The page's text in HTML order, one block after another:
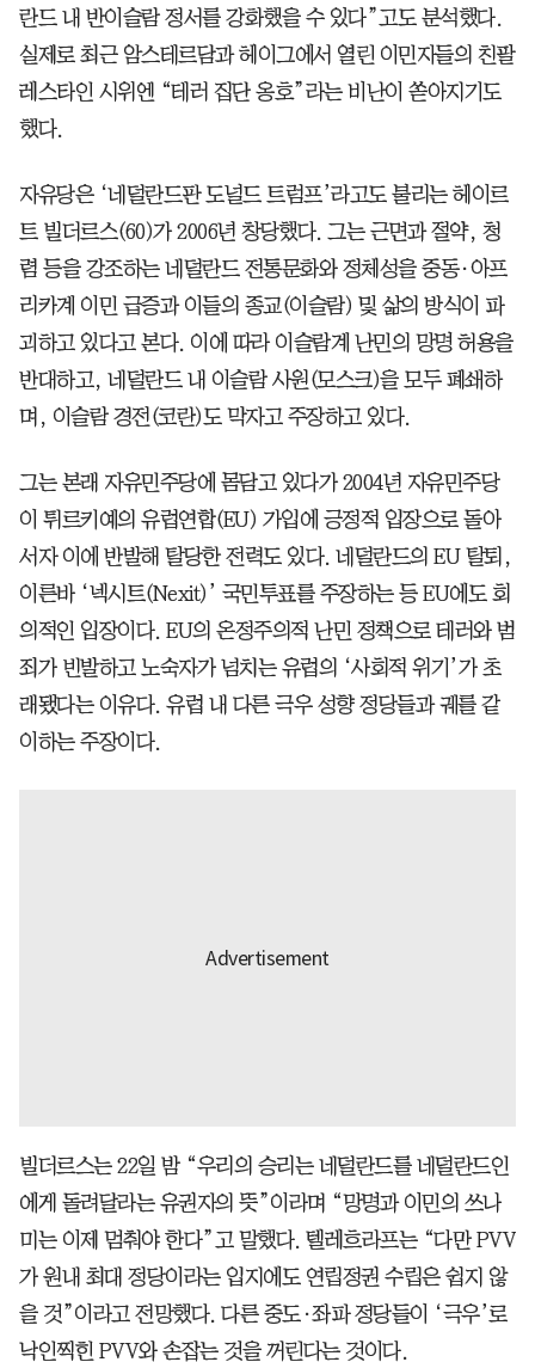
란드 내 반이슬람 정서를 강화했을 수 있다”고도 분석했다.
실제로 최근 암스테르담과 헤이그에서 열린 이민자들의 친팔
레스타인 시위엔 “테러 집단 옹호”라는 비난이 쏟아지기도
했다.
자유당은 ‘네덜란드판 도널드 트럼프’라고도 불리는 헤이르
트 빌더르스(60)가 2006년 창당했다. 그는 근면과 절약, 청
렴 등을 강조하는 네덜란드 전통문화와 정체성을 중동·아프
리카계 이민 급증과 이들의 종교(이슬람) 및 삶의 방식이 파
괴하고 있다고 본다. 이에 따라 이슬람계 난민의 망명 허용을
반대하고, 네덜란드 내 이슬람 사원(모스크)을 모두 폐쇄하
며, 이슬람 경전(코란)도 막자고 주장하고 있다.
그는 본래 자유민주당에 몸담고 있다가 2004년 자유민주당
이 튀르키예의 유럽연합(EU) 가입에 긍정적 입장으로 돌아
서자 이에 반발해 탈당한 전력도 있다. 네덜란드의 EU 탈퇴,
이른바 ‘넥시트(Nexit)’ 국민투표를 주장하는 등 EU에도 회
의적인 입장이다. EU의 온정주의적 난민 정책으로 테러와 범
죄가 빈발하고 노숙자가 넘치는 유럽의 ‘사회적 위기’가 초
래됐다는 이유다. 유럽 내 다른 극우 성향 정당들과 궤를 같
이하는 주장이다.
빌더르스는 22일 밤 “우리의 승리는 네덜란드를 네덜란드인
에게 돌려달라는 유권자의 뜻”이라며 “망명과 이민의 쓰나
미는 이제 멈춰야 한다”고 말했다. 텔레흐라프는 “다만 PVV
가 원내 최대 정당이라는 입지에도 연립정권 수립은 쉽지 않
을 것”이라고 전망했다. 다른 중도·좌파 정당들이 ‘극우’로
낙인찍힌 PVV와 손잡는 것을 꺼린다는 것이다.